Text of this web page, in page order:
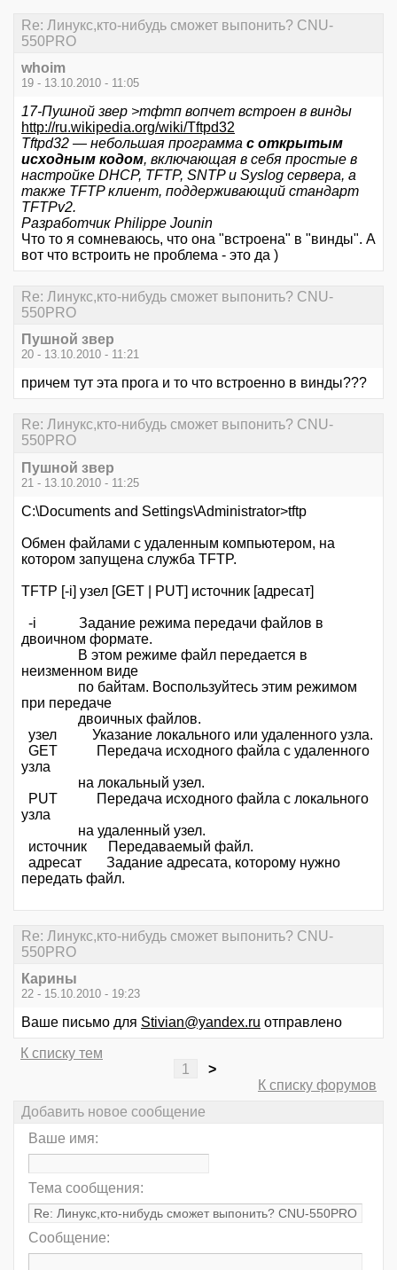
Re: Линукс,кто-нибудь сможет выпонить? CNU-
550PRO
whoim
19 - 13.10.2010 - 11:05
17-Пушной звер >тфтп вопчет встроен в винды
http://ru.wikipedia.org/wiki/Tftpd32
Tftpd32 — небольшая программа с открытым
исходным кодом, включающая в себя простые в
настройке DHCP, TFTP, SNTP и Syslog сервера, а
также TFTP клиент, поддерживающий стандарт
TFTPv2.
Разработчик Philippe Jounin
Что то я сомневаюсь, что она "встроена" в "винды". А
вот что встроить не проблема - это да )
Re: Линукс,кто-нибудь сможет выпонить? CNU-
550PRO
Пушной звер
20 - 13.10.2010 - 11:21
причем тут эта прога и то что встроенно в винды???
Re: Линукс,кто-нибудь сможет выпонить? CNU-
550PRO
Пушной звер
21 - 13.10.2010 - 11:25
C:\Documents and Settings\Administrator>tftp
Обмен файлами с удаленным компьютером, на
котором запущена служба TFTP.
TFTP [-i] узел [GET | PUT] источник [адресат]
-i Задание режима передачи файлов в
двоичном формате.
В этом режиме файл передается в
неизменном виде
по байтам. Воспользуйтесь этим режимом
при передаче
двоичных файлов.
узел Указание локального или удаленного узла.
GET Передача исходного файла с удаленного
узла
на локальный узел.
PUT Передача исходного файла с локального
узла
на удаленный узел.
источник Передаваемый файл.
адресат Задание адресата, которому нужно
передать файл.
Re: Линукс,кто-нибудь сможет выпонить? CNU-
550PRO
Карины
22 - 15.10.2010 - 19:23
Ваше письмо для Stivian@yandex.ru отправлено
К списку тем
1
>
К списку форумов
Добавить новое сообщение
Ваше имя:
Тема сообщения:
Сообщение: